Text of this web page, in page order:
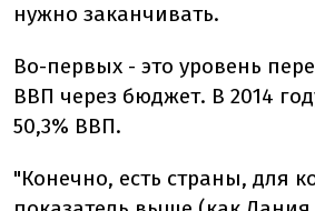
нужно заканчивать.
Во-первых - это уровень
ВВП через бюджет. В 2014
50,3% ВВП.
"Конечно, есть страны, для